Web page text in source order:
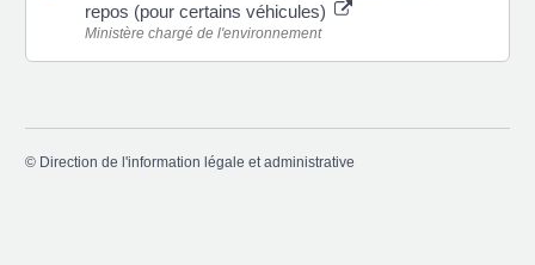
repos (pour certains véhicules)
Ministère chargé de l'environnement
© Direction de l'information légale et administrative